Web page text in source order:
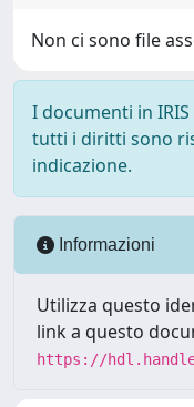
Non ci sono file
I documenti in
tutti i diritti sono
indicazione.
Informazioni
Utilizza questo
link a questo
https://